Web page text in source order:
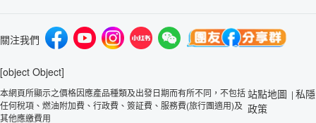
關注我們
[object Object]
本網頁所顯示之價格因應產品種類及出發日期而有所不同，不包括
任何稅項、燃油附加費、行政費、簽証費、服務費(旅行團適用)及
其他應繳費用
站點地圖 | 私隱
政策